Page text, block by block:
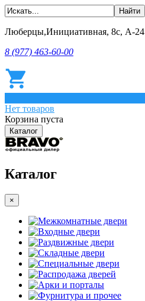
Люберцы,Инициативная, 8с, А-24
8 (977) 463-60-00
Нет товаров
Корзина пуста
Каталог
Каталог
×
Межкомнатные двери
Входные двери
Раздвижные двери
Складные двери
Специальные двери
Распродажа дверей
Арки и порталы
Фурнитура и прочее